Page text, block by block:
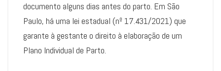
documento alguns dias antes do parto. Em São
Paulo, há uma lei estadual (nº 17.431/2021) que
garante à gestante o direito à elaboração de um
Plano Individual de Parto.